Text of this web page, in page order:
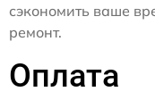
сэкономить ваше
ремонт.
Оплата